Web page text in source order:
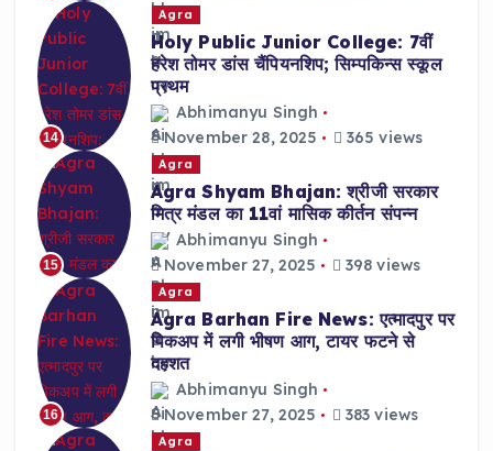
14
Agra
Holy Public Junior College: 7वीं
हरेश तोमर डांस चैंपियनशिप; सिम्पकिन्स स्कूल
प्रथम
Abhimanyu Singh
November 28, 2025
365 views
15
Agra
Agra Shyam Bhajan: श्रीजी सरकार
मित्र मंडल का 11वां मासिक कीर्तन संपन्न
Abhimanyu Singh
November 27, 2025
398 views
16
Agra
Agra Barhan Fire News: एत्मादपुर पर
पिकअप में लगी भीषण आग, टायर फटने से
दहशत
Abhimanyu Singh
November 27, 2025
383 views
Agra